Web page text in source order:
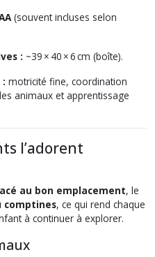
(souvent incluses selon
: ~39 × 40 × 6 cm (boîte).
motricité fine, coordination
animaux et apprentissage
l’adorent
au bon emplacement, le
comptines, ce qui rend chaque
à continuer à explorer.